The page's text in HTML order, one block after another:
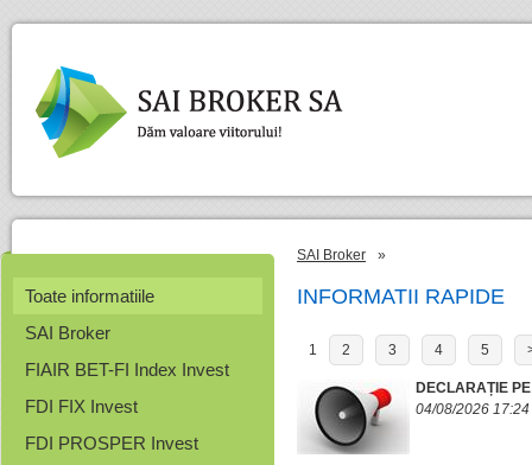
Toate informatiile
SAI Broker
FIAIR BET-FI Index Invest
FDI FIX Invest
FDI PROSPER Invest
SAI Broker »
INFORMATII RAPIDE
1 2 3 4 5
DECLARAȚIE
04/08/2026 17:24